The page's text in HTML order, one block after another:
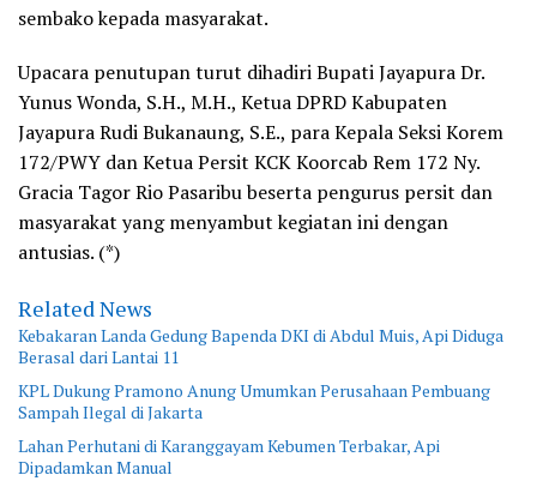
sembako kepada masyarakat.
Upacara penutupan turut dihadiri Bupati Jayapura Dr.
Yunus Wonda, S.H., M.H., Ketua DPRD Kabupaten
Jayapura Rudi Bukanaung, S.E., para Kepala Seksi Korem
172/PWY dan Ketua Persit KCK Koorcab Rem 172 Ny.
Gracia Tagor Rio Pasaribu beserta pengurus persit dan
masyarakat yang menyambut kegiatan ini dengan
antusias. (*)
Related News
Kebakaran Landa Gedung Bapenda DKI di Abdul Muis, Api Diduga
Berasal dari Lantai 11
KPL Dukung Pramono Anung Umumkan Perusahaan Pembuang
Sampah Ilegal di Jakarta
Lahan Perhutani di Karanggayam Kebumen Terbakar, Api
Dipadamkan Manual